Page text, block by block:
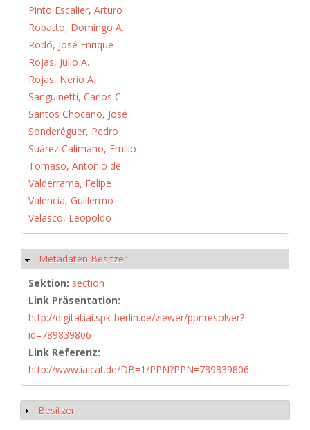
Pinto Escalier, Arturo
Robatto, Domingo A.
Rodó, José Enrique
Rojas, Julio A.
Rojas, Nerio A.
Sanguinetti, Carlos C.
Santos Chocano, José
Sonderéguer, Pedro
Suárez Calimano, Emilio
Tomaso, Antonio de
Valderrama, Felipe
Valencia, Guillermo
Velasco, Leopoldo
Ausblenden
Metadaten Besitzer
Sektion: section
Link Präsentation:
http://digital.iai.spk-berlin.de/viewer/ppnresolver?
id=789839806
Link Referenz:
http://www.iaicat.de/DB=1/PPN?PPN=789839806
Anzeigen
Besitzer